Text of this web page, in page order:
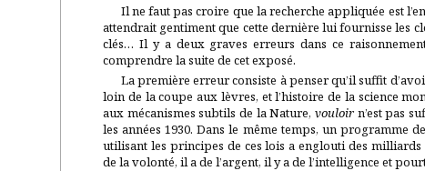
Il ne faut pas croire que la recherche appliquée est
attendrait gentiment que cette dernière lui fournisse les
clés… Il y a deux graves erreurs dans ce
comprendre la suite de cet exposé.
La première erreur consiste à penser qu’il suffit
loin de la coupe aux lèvres, et l’histoire de la science
aux mécanismes subtils de la Nature, vouloir n’est pas
les années 1930. Dans le même temps, un programme
utilisant les principes de ces lois a englouti des
de la volonté, il a de l’argent, il y a de l’intelligence et